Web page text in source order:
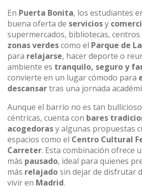
En Puerta Bonita, los estudiantes
buena oferta de serviciosy
supermercados, bibliotecas,
zonas verdescomo el Parque de
para relajarse, hacer deporte o
ambiente es tranquilo, seguro y
convierte en un lugar cómodo para
descansartras una jornada
Aunque el barrio no es tan
céntricas, cuenta con bares
acogedorasy algunas propuestas
espacios como el Centro Cultural
Carreter. Esta combinación ofrece
más pausado, ideal para quienes
más relajadosin dejar de disfrutar
vivir en Madrid.